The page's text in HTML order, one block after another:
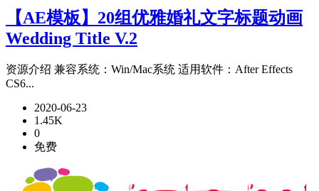
【AE模板】20组优雅婚礼文字标题动画
Wedding Title V.2
资源介绍 兼容系统：Win/Mac系统 适用软件：After Effects
CS6...
2020-06-23
1.45K
0
免费